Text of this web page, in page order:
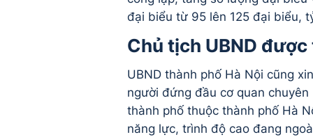
đại biểu từ 95 lên 125 đại biểu,
Chủ tịch UBND
UBND thành phố Hà Nội cũng
người đứng đầu cơ quan
thành phố thuộc thành phố Hà
năng lực, trình độ cao đang